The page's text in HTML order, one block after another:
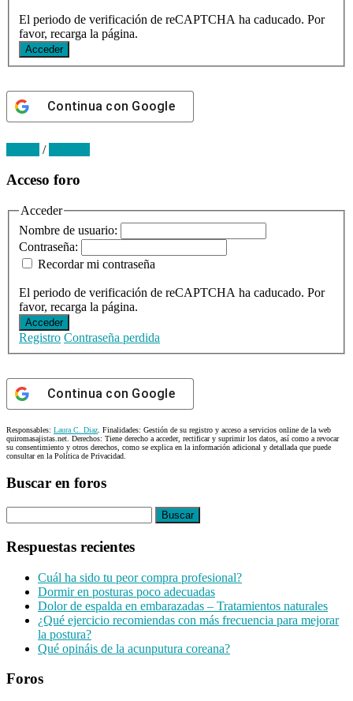
El periodo de verificación de reCAPTCHA ha caducado. Por
favor, recarga la página.
Acceder
Continua con Google
/
Primary
Sidebar
Acceso foro
Acceder
Nombre de usuario:
Contraseña:
Recordar mi contraseña
El periodo de verificación de reCAPTCHA ha caducado. Por
favor, recarga la página.
Acceder
Registro Contraseña perdida
Continua con Google
Responsables: Laura C. Diaz . Finalidades: Gestión de su registro y acceso a servicios online de la web
quiromasajistas.net. Derechos: Tiene derecho a acceder, rectificar y suprimir los datos, así como a revocar
su consentimiento y otros derechos, como se explica en la información adicional y detallada que puede
consultar en la Política de Privacidad.
Buscar en foros
Respuestas recientes
Cuál ha sido tu peor compra profesional?
Dormir en posturas poco adecuadas
Dolor de espalda en embarazadas – Tratamientos naturales
¿Qué ejercicio recomiendas con más frecuencia para mejorar
la postura?
Qué opináis de la acunputura coreana?
Foros